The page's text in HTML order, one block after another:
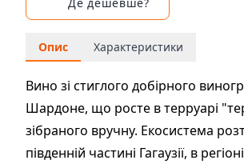
Опис Характеристики
Вино зі стиглого добірного
Шардоне, що росте в терруарі
зібраного вручну. Екосистема
південній частині Гагаузії, в